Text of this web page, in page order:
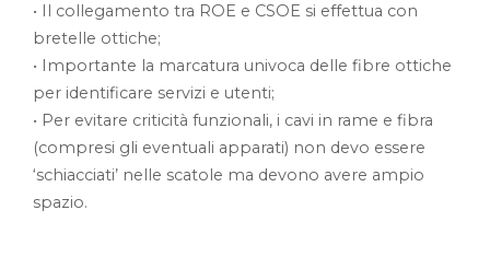
• Il collegamento tra ROE e CSOE si effettua con
bretelle ottiche;
• Importante la marcatura univoca delle fibre ottiche
per identificare servizi e utenti;
• Per evitare criticità funzionali, i cavi in rame e fibra
(compresi gli eventuali apparati) non devo essere
‘schiacciati’ nelle scatole ma devono avere ampio
spazio.